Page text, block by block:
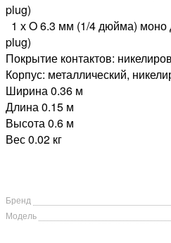
plug)
1 х O 6.3 мм (1/4 дюйма) моно
plug)
Покрытие контактов:
Корпус: металлический,
Ширина 0.36 м
Длина 0.15 м
Высота 0.6 м
Вес 0.02 кг
Бренд
Модель